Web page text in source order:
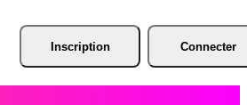
Inscription Connecter